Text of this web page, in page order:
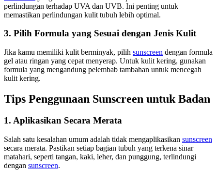
perlindungan terhadap UVA dan UVB. Ini penting untuk
memastikan perlindungan kulit tubuh lebih optimal.
3. Pilih Formula yang Sesuai dengan Jenis Kulit
Jika kamu memiliki kulit berminyak, pilih sunscreen dengan formula
gel atau ringan yang cepat menyerap. Untuk kulit kering, gunakan
formula yang mengandung pelembab tambahan untuk mencegah
kulit kering.
Tips Penggunaan Sunscreen untuk Badan
1. Aplikasikan Secara Merata
Salah satu kesalahan umum adalah tidak mengaplikasikan sunscreen
secara merata. Pastikan setiap bagian tubuh yang terkena sinar
matahari, seperti tangan, kaki, leher, dan punggung, terlindungi
dengan sunscreen.